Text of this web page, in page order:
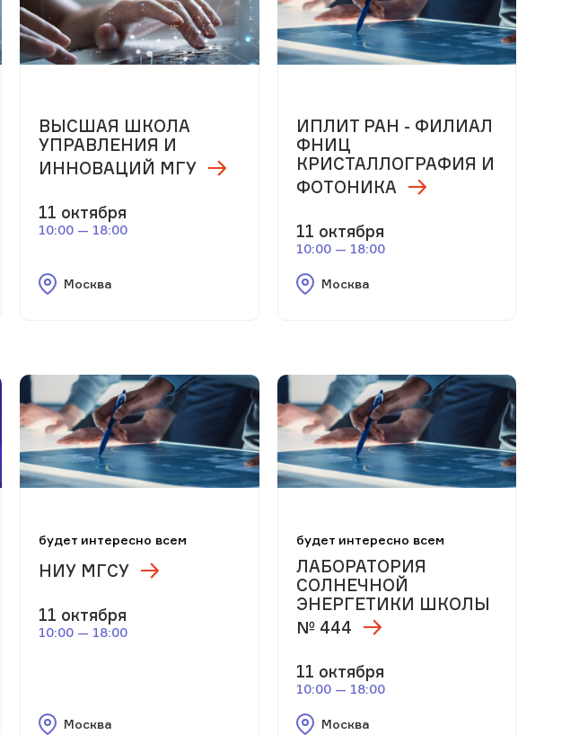
ВЫСШАЯ ШКОЛА
УПРАВЛЕНИЯ И
ИННОВАЦИЙ МГУ
11 октября
10:00 — 18:00
Москва
ИПЛИТ РАН - ФИЛИАЛ
ФНИЦ
КРИСТАЛЛОГРАФИЯ И
ФОТОНИКА
11 октября
10:00 — 18:00
Москва
будет интересно всем
НИУ МГСУ
11 октября
10:00 — 18:00
Москва
будет интересно всем
ЛАБОРАТОРИЯ
СОЛНЕЧНОЙ
ЭНЕРГЕТИКИ ШКОЛЫ
№ 444
11 октября
10:00 — 18:00
Москва